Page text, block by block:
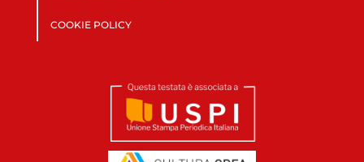
COOKIE POLICY